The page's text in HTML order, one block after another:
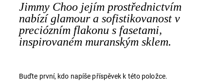
Jimmy Choo jejím prostřednictvím
nabízí glamour a sofistikovanost v
preciózním flakonu s fasetami,
inspirovaném muranským sklem.
Buďte první, kdo napíše příspěvek k této položce.